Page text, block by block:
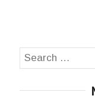
Search